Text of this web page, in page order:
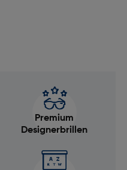
Premium
Designerbrillen